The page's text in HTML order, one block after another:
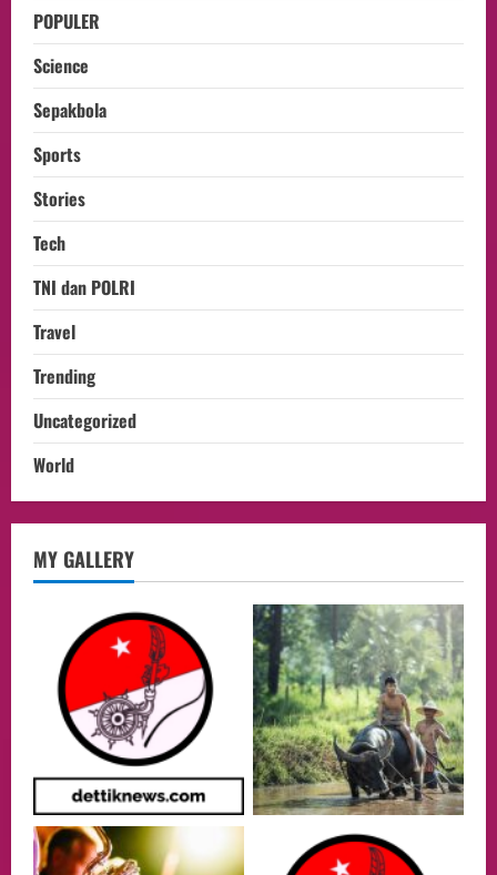
POPULER
Science
Sepakbola
Sports
Stories
Tech
TNI dan POLRI
Travel
Trending
Uncategorized
World
MY GALLERY
lembaga investor, Berorientasi Untuk
Meningkatkan SDM
05/08/2026
3
Health
Aliyuddin: Anak Indonesia di Luar Negeri
Harus Berprestasi, Berkarakter, dan
Menjaga Nama Baik Bangsa
05/08/2026
Putusan Diundur Lagi, Pernyataan